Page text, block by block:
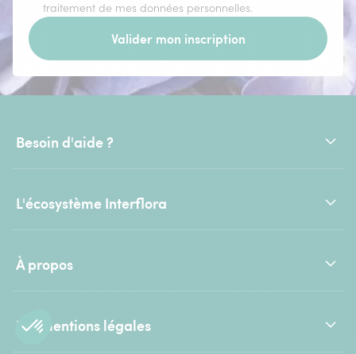
traitement de mes données personnelles.
Valider mon inscription
Besoin d'aide ?
L'écosystème Interflora
À propos
Les mentions légales